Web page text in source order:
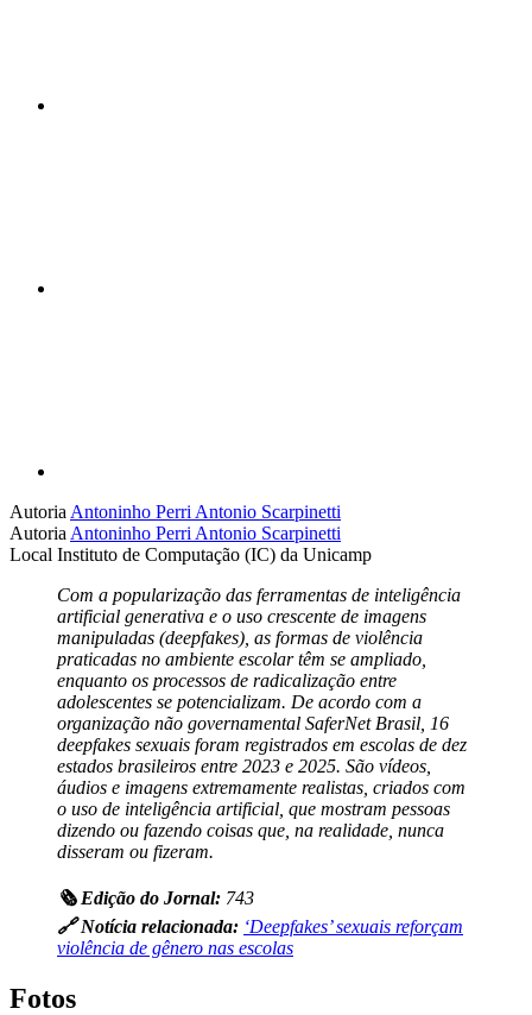
Autoria Antoninho Perri Antonio Scarpinetti
Autoria Antoninho Perri Antonio Scarpinetti
Local Instituto de Computação (IC) da Unicamp
Com a popularização das ferramentas de inteligência
artificial generativa e o uso crescente de imagens
manipuladas (deepfakes), as formas de violência
praticadas no ambiente escolar têm se ampliado,
enquanto os processos de radicalização entre
adolescentes se potencializam. De acordo com a
organização não governamental SaferNet Brasil, 16
deepfakes sexuais foram registrados em escolas de dez
estados brasileiros entre 2023 e 2025. São vídeos,
áudios e imagens extremamente realistas, criados com
o uso de inteligência artificial, que mostram pessoas
dizendo ou fazendo coisas que, na realidade, nunca
disseram ou fizeram.
🗞️ Edição do Jornal: 743
🔗 Notícia relacionada: ‘Deepfakes’ sexuais reforçam
violência de gênero nas escolas
Fotos